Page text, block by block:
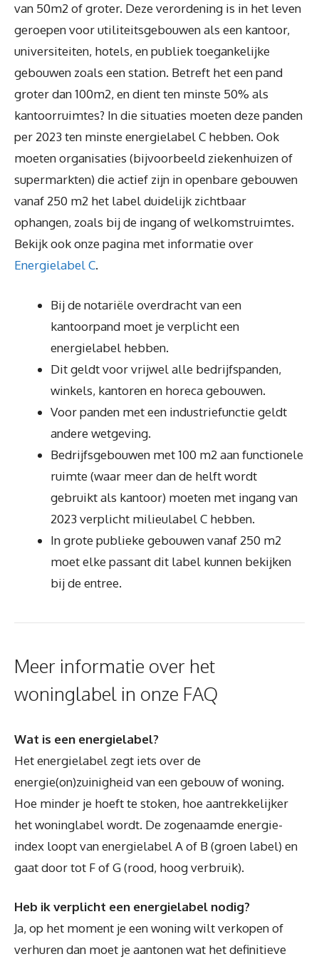
van 50m2 of groter. Deze verordening is in het leven
geroepen voor utiliteitsgebouwen als een kantoor,
universiteiten, hotels, en publiek toegankelijke
gebouwen zoals een station. Betreft het een pand
groter dan 100m2, en dient ten minste 50% als
kantoorruimtes? In die situaties moeten deze panden
per 2023 ten minste energielabel C hebben. Ook
moeten organisaties (bijvoorbeeld ziekenhuizen of
supermarkten) die actief zijn in openbare gebouwen
vanaf 250 m2 het label duidelijk zichtbaar
ophangen, zoals bij de ingang of welkomstruimtes.
Bekijk ook onze pagina met informatie over
Energielabel C.
Bij de notariële overdracht van een
kantoorpand moet je verplicht een
energielabel hebben.
Dit geldt voor vrijwel alle bedrijfspanden,
winkels, kantoren en horeca gebouwen.
Voor panden met een industriefunctie geldt
andere wetgeving.
Bedrijfsgebouwen met 100 m2 aan functionele
ruimte (waar meer dan de helft wordt
gebruikt als kantoor) moeten met ingang van
2023 verplicht milieulabel C hebben.
In grote publieke gebouwen vanaf 250 m2
moet elke passant dit label kunnen bekijken
bij de entree.
Meer informatie over het
woninglabel in onze FAQ
Wat is een energielabel?
Het energielabel zegt iets over de
energie(on)zuinigheid van een gebouw of woning.
Hoe minder je hoeft te stoken, hoe aantrekkelijker
het woninglabel wordt. De zogenaamde energie-
index loopt van energielabel A of B (groen label) en
gaat door tot F of G (rood, hoog verbruik).
Heb ik verplicht een energielabel nodig?
Ja, op het moment je een woning wilt verkopen of
verhuren dan moet je aantonen wat het definitieve